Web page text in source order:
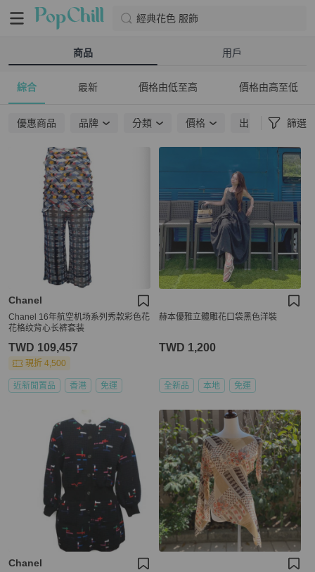
經典花色 服飾
商品 用戶
綜合 最新 價格由低至高 價格由高至低
優惠商品 品牌 分類 價格 出貨地點 篩選
Chanel
Chanel 16年航空机场系列秀款彩色花
花格纹背心长裤套装
TWD 109,457
現折 4,500
近新閒置品 香港 免運
赫本優雅立體雕花口袋黑色洋裝
TWD 1,200
全新品 本地 免運
Chanel